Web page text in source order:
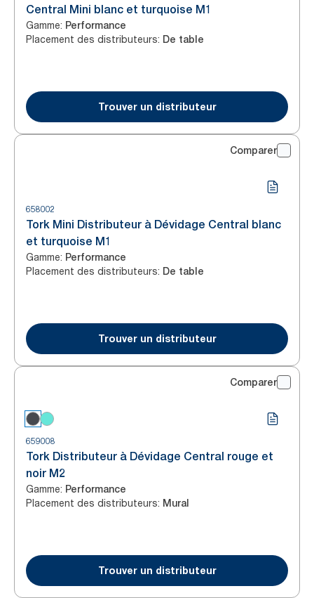
Central Mini blanc et turquoise M1
Gamme: Performance
Placement des distributeurs: De table
Trouver un distributeur
Comparer
658002
Tork Mini Distributeur à Dévidage Central blanc
et turquoise M1
Gamme: Performance
Placement des distributeurs: De table
Trouver un distributeur
Comparer
659008
Tork Distributeur à Dévidage Central rouge et
noir M2
Gamme: Performance
Placement des distributeurs: Mural
Trouver un distributeur